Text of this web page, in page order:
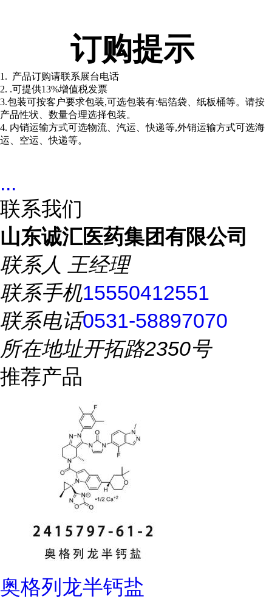
订购提示
1. 产品订购请联系展台电话
2. .可提供13%增值税发票
3.包装可按客户要求包装,可选包装有:铝箔袋、纸板桶等。请按
产品性状、数量合理选择包装。
4. 内销运输方式可选物流、汽运、快递等,外销运输方式可选海
运、空运、快递等。
...
联系我们
山东诚汇医药集团有限公司
联系人 王经理
联系手机15550412551
联系电话0531-58897070
所在地址开拓路2350号
推荐产品
奥格列龙半钙盐